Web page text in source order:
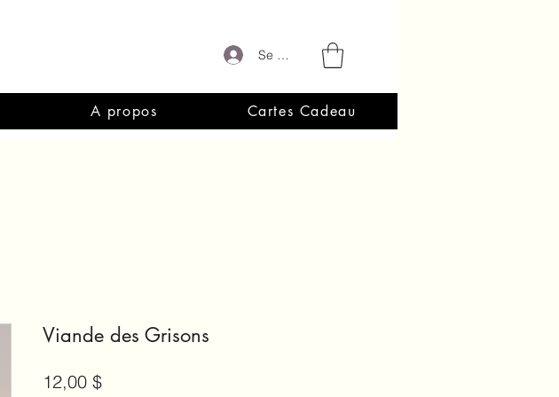
Se connecter
A propos Cartes Cadeau
Viande des Grisons
12,00 $Prix